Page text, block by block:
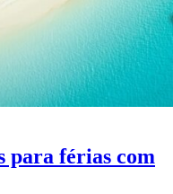
para férias com